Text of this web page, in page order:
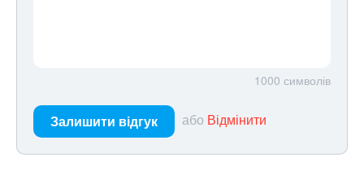
1000 символів
Залишити відгук або Відмінити